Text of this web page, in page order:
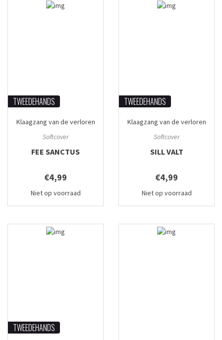
TWEEDEHANDS
Klaagzang van de verloren
Softcover
FEE SANCTUS
€4,99
Niet op voorraad
TWEEDEHANDS
Klaagzang van de verloren
Softcover
SILL VALT
€4,99
Niet op voorraad
TWEEDEHANDS